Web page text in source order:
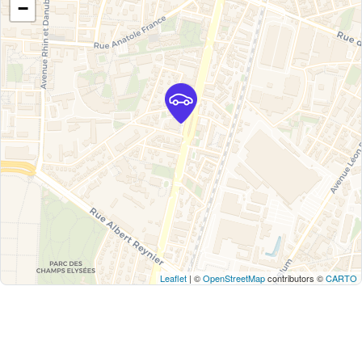
−
Leaflet | ©OpenStreetMapcontributors ©CARTO